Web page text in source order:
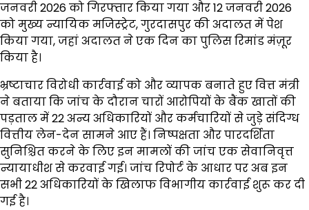
जनवरी 2026 को गिरफ्तार किया गया और 12 जनवरी 2026
को मुख्य न्यायिक मजिस्ट्रेट, गुरदासपुर की अदालत में पेश
किया गया, जहां अदालत ने एक दिन का पुलिस रिमांड मंज़ूर
किया है।
भ्रष्टाचार विरोधी कार्रवाई को और व्यापक बनाते हुए वित्त मंत्री
ने बताया कि जांच के दौरान चारों आरोपियों के बैंक खातों की
पड़ताल में 22 अन्य अधिकारियों और कर्मचारियों से जुड़े संदिग्ध
वित्तीय लेन-देन सामने आए हैं। निष्पक्षता और पारदर्शिता
सुनिश्चित करने के लिए इन मामलों की जांच एक सेवानिवृत्त
न्यायाधीश से करवाई गई। जांच रिपोर्ट के आधार पर अब इन
सभी 22 अधिकारियों के खिलाफ विभागीय कार्रवाई शुरू कर दी
गई है।